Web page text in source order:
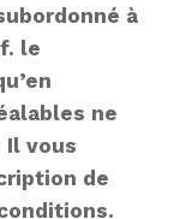
à
le
ne
Il vous
de